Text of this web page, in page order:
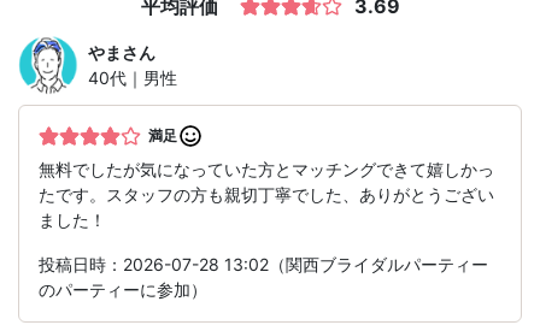
平均評価 3.69
やま さん
40代｜男性
満足
無料でしたが気になっていた方とマッチングできて嬉しかっ
たです。スタッフの方も親切丁寧でした、ありがとうござい
ました！
投稿日時：2026-07-28 13:02（関西ブライダルパーティー
のパーティーに参加）